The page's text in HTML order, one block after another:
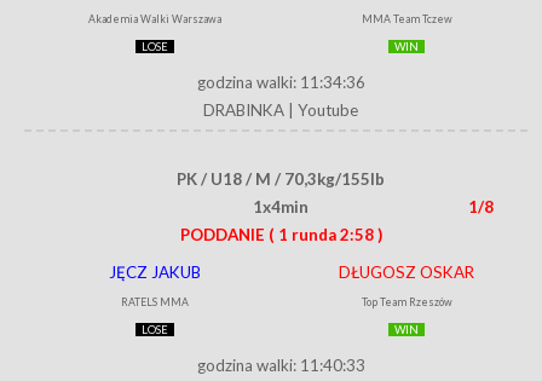
Akademia Walki Warszawa
LOSE
MMA Team Tczew
WIN
godzina walki: 11:34:36
DRABINKA
Youtube
PK / U18 / M / 70,3kg/155lb
1x4min
1/8
PODDANIE ( 1 runda 2:58 )
JĘCZ JAKUB
RATELS MMA
LOSE
DŁUGOSZ OSKAR
Top Team Rzeszów
WIN
godzina walki: 11:40:33